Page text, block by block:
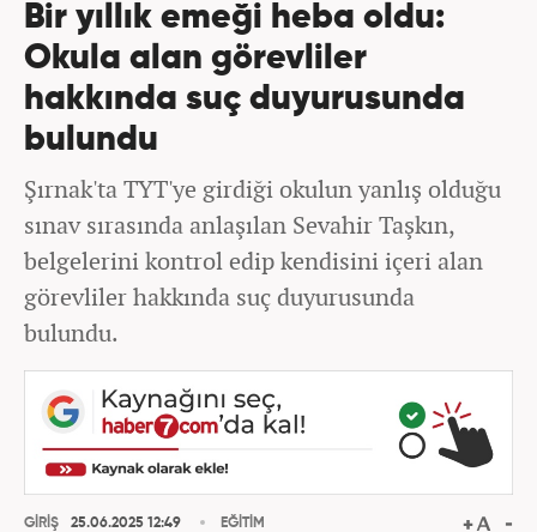
Bir yıllık emeği heba oldu:
Okula alan görevliler
hakkında suç duyurusunda
bulundu
Şırnak'ta TYT'ye girdiği okulun yanlış olduğu
sınav sırasında anlaşılan Sevahir Taşkın,
belgelerini kontrol edip kendisini içeri alan
görevliler hakkında suç duyurusunda
bulundu.
GİRİŞ
25.06.2025 12:49
EĞİTİM